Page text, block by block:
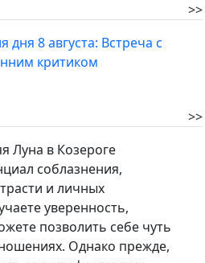
>>
дня 8 августа: Встреча с
критиком
>>
Луна в Козероге
соблазнения,
и личных
уверенность,
позволить себе чуть
Однако прежде,